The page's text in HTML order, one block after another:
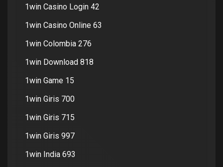
1win Casino Login 42
1win Casino Online 63
1win Colombia 276
1win Download 818
1win Game 15
1win Giris 700
1win Giris 715
1win Giris 997
1win India 693